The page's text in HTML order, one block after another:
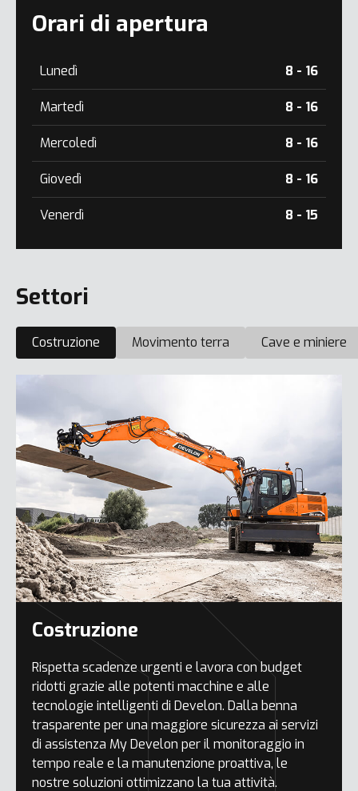
Orari di apertura
Lunedì 8 - 16
Martedì 8 - 16
Mercoledì 8 - 16
Giovedì 8 - 16
Venerdì 8 - 15
Settori
Costruzione Movimento terra Cave e miniere
Costruzione
Rispetta scadenze urgenti e lavora con budget
ridotti grazie alle potenti macchine e alle
tecnologie intelligenti di Develon. Dalla benna
trasparente per una maggiore sicurezza ai servizi
di assistenza My Develon per il monitoraggio in
tempo reale e la manutenzione proattiva, le
nostre soluzioni ottimizzano la tua attività.